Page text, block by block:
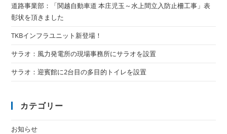
道路事業部：「関越自動車道 本庄児玉～水上間立入防止柵工事」表
彰状を頂きました
TKBインフラユニット新登場！
サラオ：風力発電所の現場事務所にサラオを設置
サラオ：迎賓館に2台目の多目的トイレを設置
カテゴリー
お知らせ